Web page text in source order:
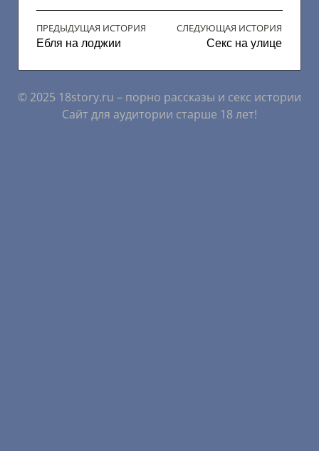
ПРЕДЫДУЩАЯ ИСТОРИЯ
Ебля на лоджии
СЛЕДУЮЩАЯ ИСТОРИЯ
Секс на улице
© 2025 18story.ru – порно рассказы и секс истории
Сайт для аудитории старше 18 лет!